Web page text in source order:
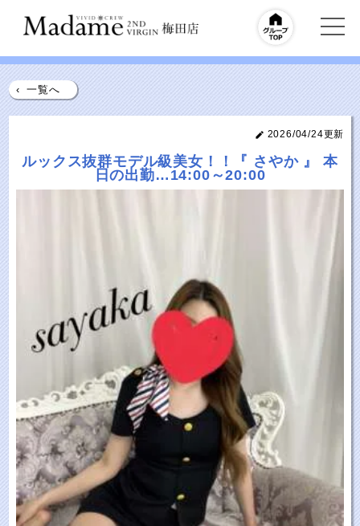
‹ 一覧へ
2026/04/24更新
ルックス抜群モデル級美女！！『 さやか 』 本
日の出勤…14:00～20:00